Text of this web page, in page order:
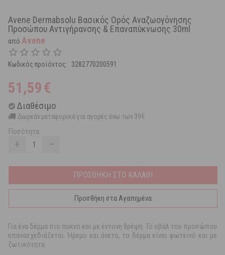
Avene Dermabsolu Βασικός Ορός Αναζωογόνησης
Προσώπου Αντιγήρανσης & Επαναπύκνωσης 30ml
από Avene
Κωδικός προϊόντος: 3282770200591
51,59€
Διαθέσιμο
Δωρεάν μεταφορικά για αγορές άνω των 39€
Ποσότητα:
+ −
ΠΡΟΣΘΗΚΗ ΣΤΟ ΚΑΛΑΘΙ
Προσθήκη στα Αγαπημένα
Για ένα δέρμα πιο πυκνό και με έντονη θρέψη. Το οβάλ του προσώπου
επανασχεδιάζεται. Ήρεμο και άνετο, το δέρμα είναι φωτεινό και με
ζωτικότητα.